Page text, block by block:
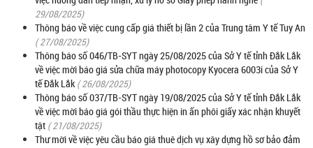
29/08/2025)
Thông báo về việc cung cấp giá thiết bị lần 2 của Trung tâm Y tế Tuy An
( 27/08/2025)
Thông báo số 046/TB-SYT ngày 25/08/2025 của Sở Y tế tỉnh Đắk Lắk
về việc mời báo giá sửa chữa máy photocopy Kyocera 6003i của Sở Y
tế Đắk Lắk ( 26/08/2025)
Thông báo số 037/TB-SYT ngày 19/08/2025 của Sở Y tế tỉnh Đắk Lắk
về việc mời báo giá gói thầu thực hiện in ấn phôi giấy xác nhận khuyết
tật ( 21/08/2025)
Thư mời về việc yêu cầu báo giá thuê dịch vụ xây dựng hồ sơ bảo đảm